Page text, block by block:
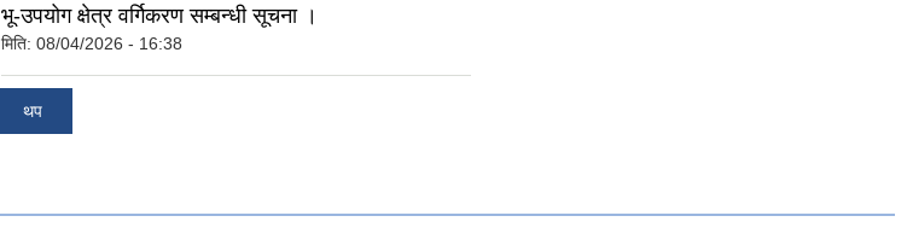
भू-उपयोग क्षेत्र वर्गिकरण सम्बन्धी सूचना ।
मिति: 08/04/2026 - 16:38
थप